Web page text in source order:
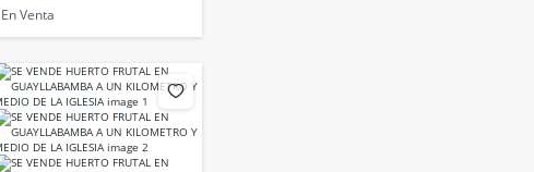
En Venta